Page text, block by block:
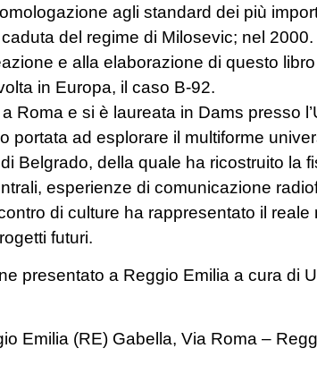
agli standard dei più
del regime di Milosevic; nel
e alla elaborazione di questo
in Europa, il caso B-92.
Roma e si è laureata in Dams presso
portata ad esplorare il multiforme
Belgrado, della quale ha ricostruito la
esperienze di comunicazione
di culture ha rappresentato il
futuri.
presentato a Reggio Emilia a cura di
Emilia (RE) Gabella, Via Roma –